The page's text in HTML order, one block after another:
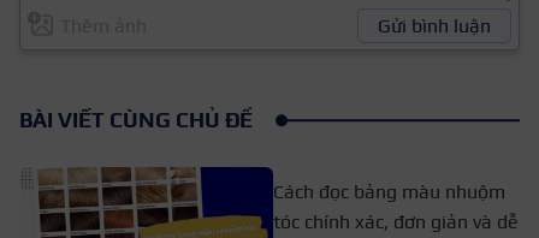
Gửi bình luận
BÀI VIẾT CÙNG CHỦ ĐỀ
Cách đọc bảng màu nhuộm
tóc chính xác, đơn giản và dễ